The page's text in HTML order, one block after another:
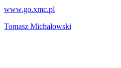
www.go.xmc.pl
Tomasz Michałowski